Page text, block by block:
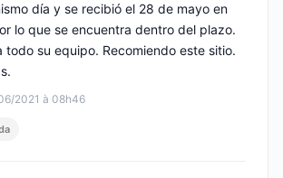
2021 à 08h46
día y se recibió el 28 de mayo en
lo que se encuentra dentro del plazo.
todo su equipo. Recomiendo este sitio.